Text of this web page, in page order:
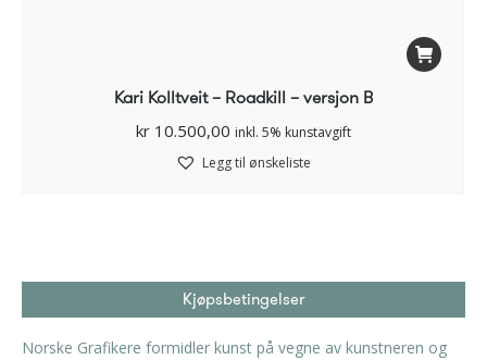
Kari Kolltveit – Roadkill – versjon B
kr10.500,00 inkl. 5% kunstavgift
Legg til ønskeliste
Kjøpsbetingelser
Norske Grafikere formidler kunst på vegne av kunstneren og